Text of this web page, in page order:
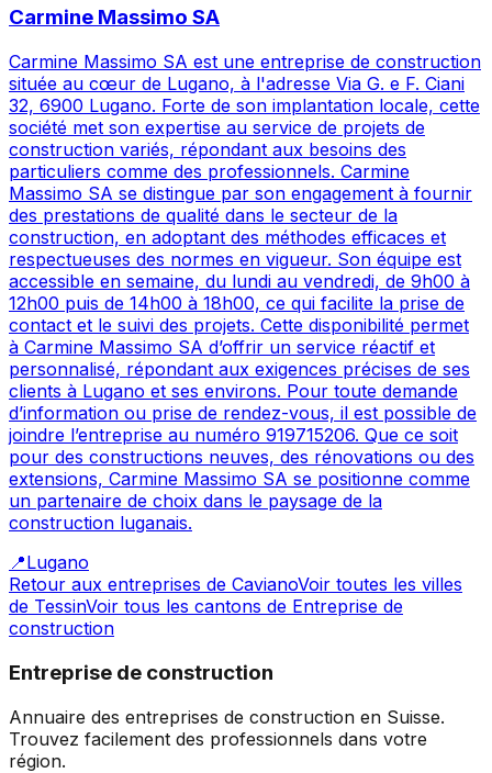
Carmine Massimo SA
Carmine Massimo SA est une entreprise de construction
située au cœur de Lugano, à l'adresse Via G. e F. Ciani
32, 6900 Lugano. Forte de son implantation locale, cette
société met son expertise au service de projets de
construction variés, répondant aux besoins des
particuliers comme des professionnels. Carmine
Massimo SA se distingue par son engagement à fournir
des prestations de qualité dans le secteur de la
construction, en adoptant des méthodes efficaces et
respectueuses des normes en vigueur. Son équipe est
accessible en semaine, du lundi au vendredi, de 9h00 à
12h00 puis de 14h00 à 18h00, ce qui facilite la prise de
contact et le suivi des projets. Cette disponibilité permet
à Carmine Massimo SA d’offrir un service réactif et
personnalisé, répondant aux exigences précises de ses
clients à Lugano et ses environs. Pour toute demande
d’information ou prise de rendez-vous, il est possible de
joindre l’entreprise au numéro 919715206. Que ce soit
pour des constructions neuves, des rénovations ou des
extensions, Carmine Massimo SA se positionne comme
un partenaire de choix dans le paysage de la
construction luganais.
📍Lugano
Retour aux entreprises de CavianoVoir toutes les villes
de TessinVoir tous les cantons de Entreprise de
construction
Entreprise de construction
Annuaire des entreprises de construction en Suisse.
Trouvez facilement des professionnels dans votre
région.